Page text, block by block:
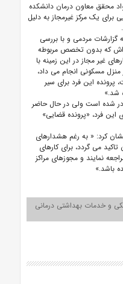
محقق معاون درمان دانشکده
یک‌ مرکز غیرمجاز به دلیل
گزارشات مردمی و با بررسی
که بدون تخصص مربوطه
غیر مجاز در این زمینه با
مسکونی انجام می داد،
پرونده این فرد برای سیر
شد.»
شده است ولی در حال حاضر
فرد، «پرونده قضایی»
کرد: « به رغم هشدارهای
می گردد، برای کارهای
نمایند و مجوزهای مراکز
باشد.»
و خدمات بهداشتی درمانی